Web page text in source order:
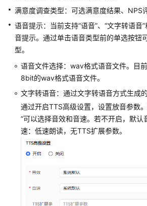
典
型
置
例
图
参
考
子
流
程
满意度调查类型：可选满意度结果、NPS
语音提示：当前支持“语音”、“文字转语音
音提示。通过单击语音类型前的单选按钮
型。
语音文件选择：wav格式语音文件。目
8bit的wav格式语音文件。
文字转语音：通过文字转语音方式生成
通过开启TTS高级设置，设置放音参数
”可以选择音效和音速。若不开启，默认
速：低速朗读，无TTS扩展参数。